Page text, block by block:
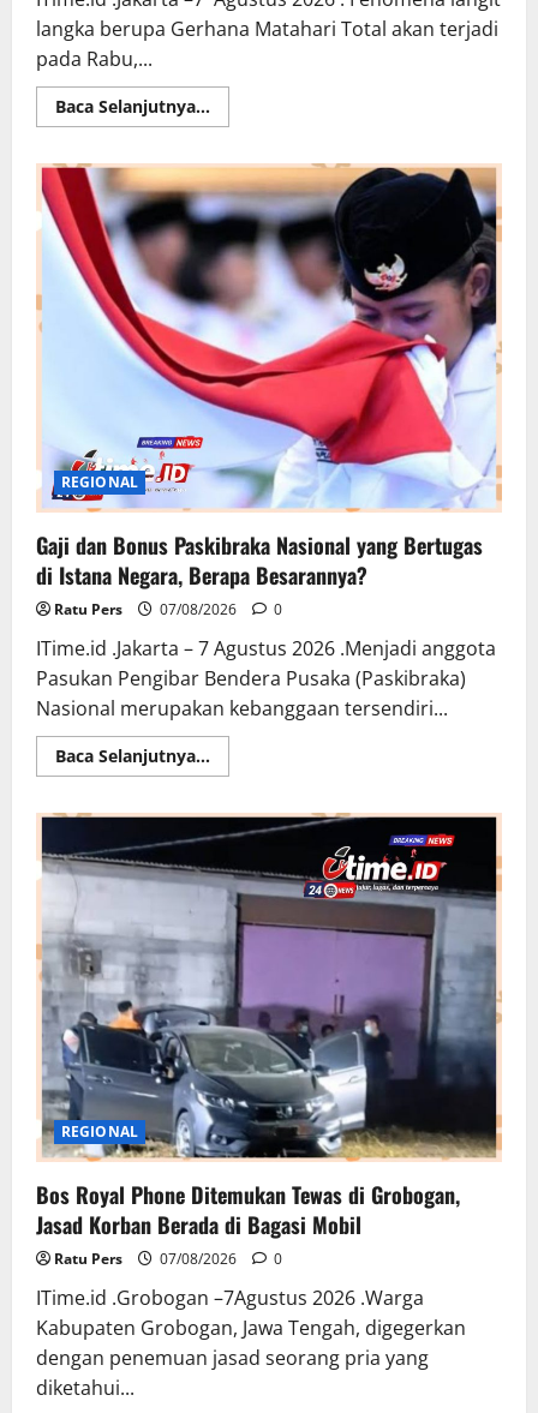
langka berupa Gerhana Matahari Total akan terjadi
pada Rabu,...
Baca Selanjutnya...Read
more
Matahari
Total
12
Agustus
2026:
Jam
Berapa
Terjadi?
Ini
Jadwal
dan
Wilayah
yang
Bisa
Menyaksikannya
REGIONAL
Gaji dan Bonus Paskibraka Nasional yang Bertugas
di Istana Negara, Berapa Besarannya?
Ratu Pers 07/08/2026 0
ITime.id .Jakarta – 7 Agustus 2026 .Menjadi anggota
Pasukan Pengibar Bendera Pusaka (Paskibraka)
Nasional merupakan kebanggaan tersendiri...
Baca Selanjutnya...Read
more
dan
Bonus
Nasional
yang
Bertugas
di
Istana
Negara,
Berapa
Besarannya?
REGIONAL
Bos Royal Phone Ditemukan Tewas di Grobogan,
Jasad Korban Berada di Bagasi Mobil
Ratu Pers 07/08/2026 0
ITime.id .Grobogan –7Agustus 2026 .Warga
Kabupaten Grobogan, Jawa Tengah, digegerkan
dengan penemuan jasad seorang pria yang
diketahui...